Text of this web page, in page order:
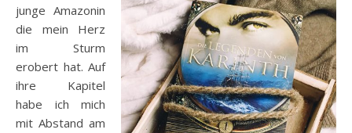
junge Amazonin
die mein Herz
im Sturm
erobert hat. Auf
ihre Kapitel
habe ich mich
mit Abstand am